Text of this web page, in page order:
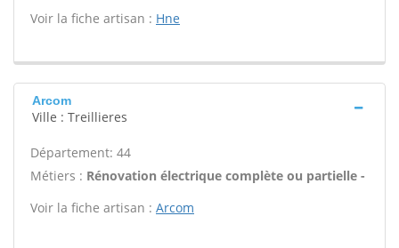
Voir la fiche artisan : Hne
Arcom
Ville : Treillieres
Département: 44
Métiers : Rénovation électrique complète ou partielle -
Voir la fiche artisan : Arcom